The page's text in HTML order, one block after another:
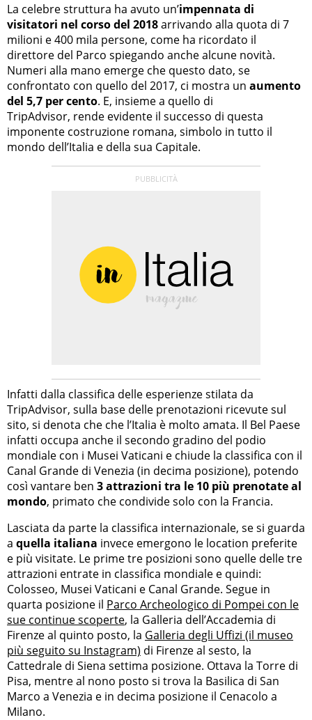
La celebre struttura ha avuto un’impennata di
visitatori nel corso del 2018arrivando alla quota di 7
milioni e 400 mila persone, come ha ricordato il
direttore del Parco spiegando anche alcune novità.
Numeri alla mano emerge che questo dato, se
confrontato con quello del 2017, ci mostra un aumento
del 5,7 per cento. E, insieme a quello di
TripAdvisor, rende evidente il successo di questa
imponente costruzione romana, simbolo in tutto il
mondo dell’Italia e della sua Capitale.
Infatti dalla classifica delle esperienze stilata da
TripAdvisor, sulla base delle prenotazioni ricevute sul
sito, si denota che che l’Italia è molto amata. Il Bel Paese
infatti occupa anche il secondo gradino del podio
mondiale con i Musei Vaticani e chiude la classifica con il
Canal Grande di Venezia (in decima posizione), potendo
così vantare ben 3 attrazioni tra le 10 più prenotate al
mondo, primato che condivide solo con la Francia.
Lasciata da parte la classifica internazionale, se si guarda
a quella italiana invece emergono le location preferite
e più visitate. Le prime tre posizioni sono quelle delle tre
attrazioni entrate in classifica mondiale e quindi:
Colosseo, Musei Vaticani e Canal Grande. Segue in
quarta posizione il Parco Archeologico di Pompei con le
sue continue scoperte, la Galleria dell’Accademia di
Firenze al quinto posto, la Galleria degli Uffizi (il museo
più seguito su Instagram) di Firenze al sesto, la
Cattedrale di Siena settima posizione. Ottava la Torre di
Pisa, mentre al nono posto si trova la Basilica di San
Marco a Venezia e in decima posizione il Cenacolo a
Milano.